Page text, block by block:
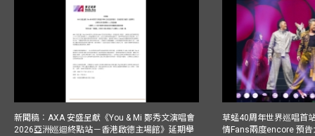
新聞稿︰AXA 安盛呈獻《You & Mi 鄭秀文演唱會
2026亞洲巡迴終點站－香港啟德主場館》延期舉
草蜢40周年世界巡唱首
情Fans兩度encore 預